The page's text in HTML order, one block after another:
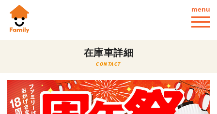
menu
在庫車詳細
CONTACT